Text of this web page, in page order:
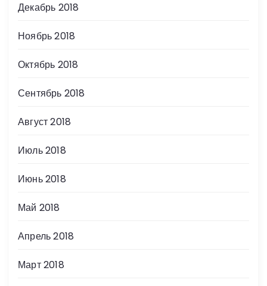
Декабрь 2018
Ноябрь 2018
Октябрь 2018
Сентябрь 2018
Август 2018
Июль 2018
Июнь 2018
Май 2018
Апрель 2018
Март 2018